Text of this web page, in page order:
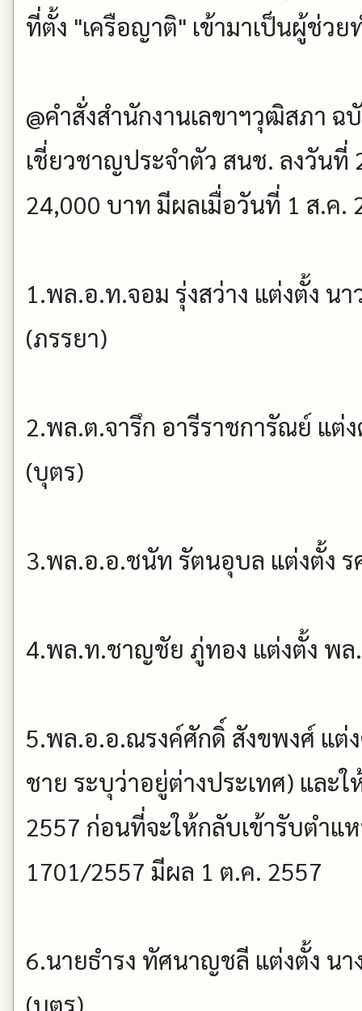
ที่ตั้ง "เครือญาติ" เข้ามาเป็นผู้ช่วย
@คำสั่งสำนักงานเลขาฯวุฒิสภา
เชี่ยวชาญประจำตัว สนช. ลงวันที่
24,000 บาท มีผลเมื่อวันที่ 1 ส.ค.
1.พล.อ.ท.จอม รุ่งสว่าง แต่งตั้ง น
(ภรรยา)
2.พล.ต.จารึก อารีราชการัณย์ แต่
(บุตร)
3.พล.อ.อ.ชนัท รัตนอุบล แต่งตั้ง
4.พล.ท.ชาญชัย ภู่ทอง แต่งตั้ง พ
5.พล.อ.อ.ณรงค์ศักดิ์ สังขพงศ์ แต่
ชาย ระบุว่าอยู่ต่างประเทศ) และ
2557 ก่อนที่จะให้กลับเข้ารับตำแ
1701/2557 มีผล 1 ต.ค. 2557
6.นายธำรง ทัศนาญชลี แต่งตั้ง น
(บุตร)